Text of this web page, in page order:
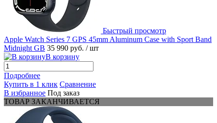
Быстрый просмотр
Apple Watch Series 7 GPS 45mm Aluminum Case with Sport Band
Midnight GB 35 990 руб. / шт
В корзину
Подробнее
Купить в 1 клик Сравнение
В избранное Под заказ
ТОВАР ЗАКАНЧИВАЕТСЯ